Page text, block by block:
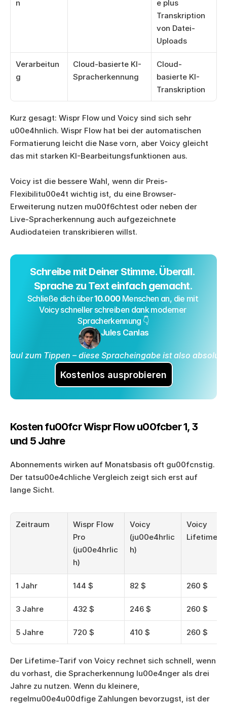
n
e plus
Transkription
von Datei-
Uploads
Verarbeitun
g
Cloud-basierte KI-
Spracherkennung
Cloud-
basierte KI-
Transkription
Kurz gesagt: Wispr Flow und Voicy sind sich sehr
u00e4hnlich. Wispr Flow hat bei der automatischen
Formatierung leicht die Nase vorn, aber Voicy gleicht
das mit starken KI-Bearbeitungsfunktionen aus.
Voicy ist die bessere Wahl, wenn dir Preis-
Flexibilitu00e4t wichtig ist, du eine Browser-
Erweiterung nutzen mu00f6chtest oder neben der
Live-Spracherkennung auch aufgezeichnete
Audiodateien transkribieren willst.
Schreibe mit Deiner Stimme. Überall.
Sprache zu Text einfach gemacht.
Schließe dich über 10.000 Menschen an, die mit
Voicy schneller schreiben dank moderner
Spracherkennung 👇
Jules Canlas
faul zum Tippen – diese Spracheingabe ist also absolut
Kostenlos ausprobieren
Kosten fu00fcr Wispr Flow u00fcber 1, 3
und 5 Jahre
Abonnements wirken auf Monatsbasis oft gu00fcnstig.
Der tatsu00e4chliche Vergleich zeigt sich erst auf
lange Sicht.
Zeitraum
Wispr Flow
Pro
(ju00e4hrlic
h)
Voicy
(ju00e4hrlic
h)
Voicy
Lifetime
1 Jahr 144 $ 82 $ 260 $
3 Jahre 432 $ 246 $ 260 $
5 Jahre 720 $ 410 $ 260 $
Der Lifetime-Tarif von Voicy rechnet sich schnell, wenn
du vorhast, die Spracherkennung lu00e4nger als drei
Jahre zu nutzen. Wenn du kleinere,
regelmu00e4u00dfige Zahlungen bevorzugst, ist der